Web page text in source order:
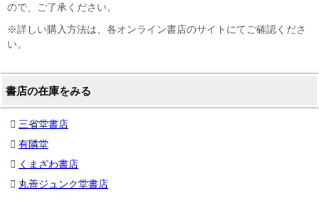
ので、ご了承ください。
※詳しい購入方法は、各オンライン書店のサイトにてご確認くださ
い。
書店の在庫をみる
三省堂書店
有隣堂
くまざわ書店
丸善ジュンク堂書店